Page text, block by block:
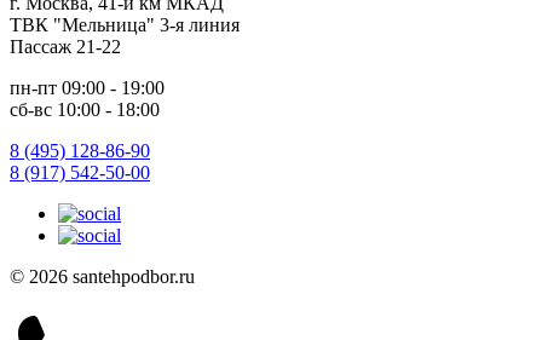
ТВК "Мельница" 3-я линия
Пассаж 21-22
пн-пт 09:00 - 19:00
сб-вс 10:00 - 18:00
8 (495) 128-86-90
8 (917) 542-50-00
© 2026 santehpodbor.ru